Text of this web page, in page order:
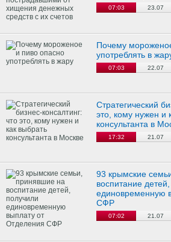
07:03 23.07
Почему
употреблять в
07:03 22.07
Стратегический
это, кому нужен и
консультанта в
17:32 21.07
93 крымские
воспитание
единовременную
СФР
07:02 21.07